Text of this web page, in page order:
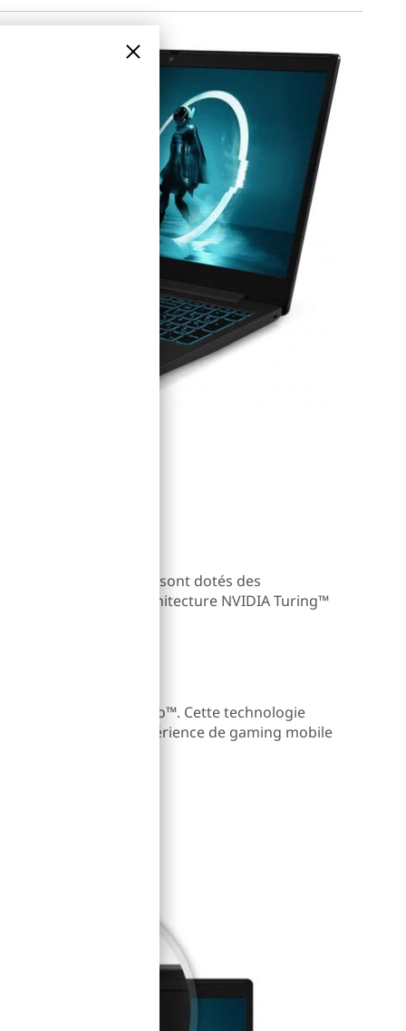
GTX 1650 sont dotés des
de l’architecture NVIDIA Turing™
du son Dolby Audio™. Cette technologie
vous offrir une expérience de gaming mobile